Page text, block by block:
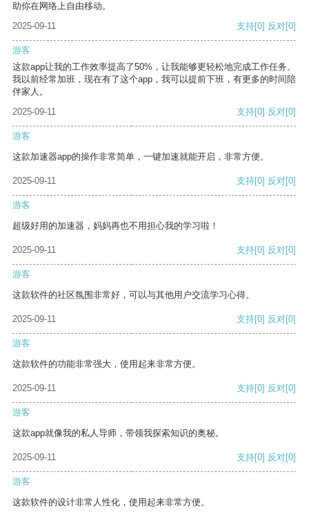
助你在网络上自由移动。
2025-09-11
支持[0] 反对[0]
游客
这款app让我的工作效率提高了50%，让我能够更轻松地完成工作任务。
我以前经常加班，现在有了这个app，我可以提前下班，有更多的时间陪
伴家人。
2025-09-11
支持[0] 反对[0]
游客
这款加速器app的操作非常简单，一键加速就能开启，非常方便。
2025-09-11 支持[0] 反对[0]
游客
超级好用的加速器，妈妈再也不用担心我的学习啦！
2025-09-11 支持[0] 反对[0]
游客
这款软件的社区氛围非常好，可以与其他用户交流学习心得。
2025-09-11 支持[0] 反对[0]
游客
这款软件的功能非常强大，使用起来非常方便。
2025-09-11 支持[0] 反对[0]
游客
这款app就像我的私人导师，带领我探索知识的奥秘。
2025-09-11 支持[0] 反对[0]
游客
这款软件的设计非常人性化，使用起来非常方便。